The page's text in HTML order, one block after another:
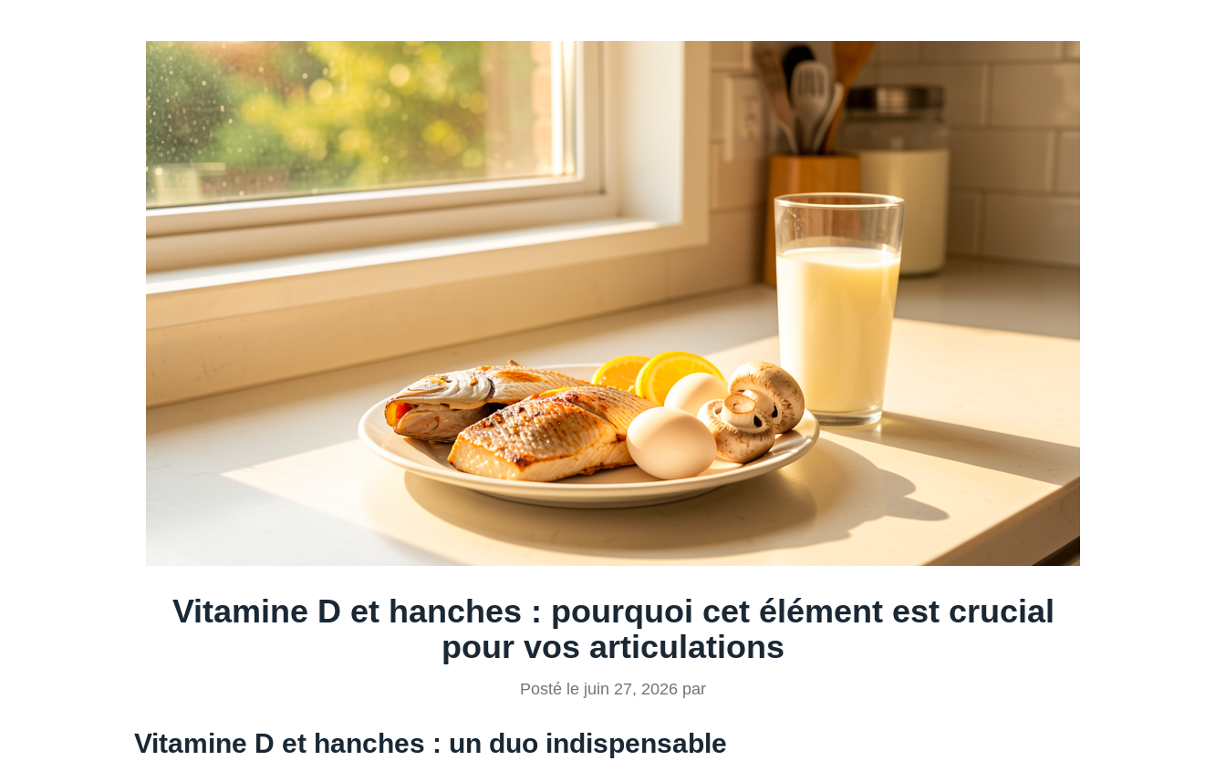
Vitamine D et hanches : pourquoi cet élément est crucial
pour vos articulations
Posté le juin 27, 2026 par
Vitamine D et hanches : un duo indispensable